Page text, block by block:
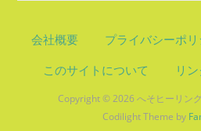
会社概要 プライバシーポ
このサイトについて
リン
Copyright © 2026 へそヒーリン
Codilight Theme by